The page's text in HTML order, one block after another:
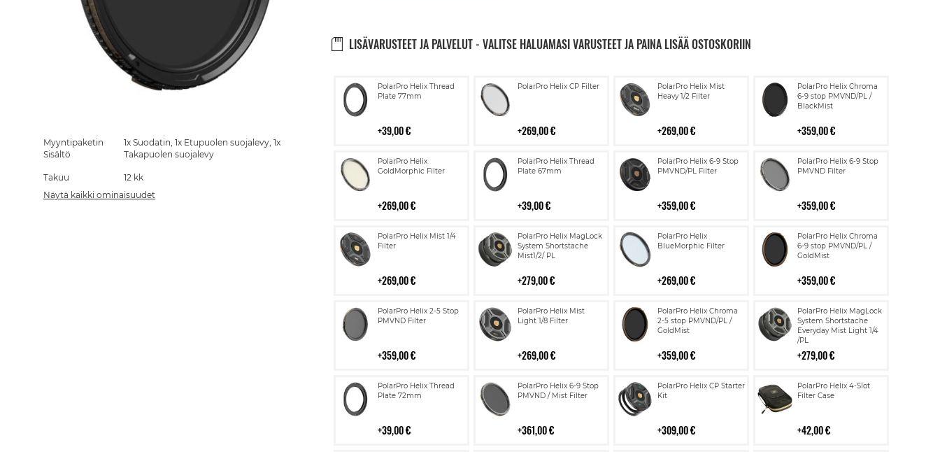
LISÄVARUSTEET JA PALVELUT - VALITSE HALUAMASI VARUSTEET JA PAINA LISÄÄ OSTOSKORIIN
PolarPro Helix Thread
Plate 77mm
39,00 €
Lisää
ostoskoriin
PolarPro Helix CP Filter
269,00 €
Lisää
PolarPro Helix Mist
Heavy 1/2 Filter
269,00 €
Lisää
ostoskoriin
PolarPro Helix Chroma
6-9 stop PMVND/PL /
BlackMist
359,00 €
Lisää
ostoskoriin
PolarPro Helix
GoldMorphic Filter
269,00 €
Lisää
ostoskoriin
PolarPro Helix Thread
Plate 67mm
39,00 €
Lisää
ostoskoriin
PolarPro Helix 6-9 Stop
PMVND/PL Filter
359,00 €
Lisää
ostoskoriin
PolarPro Helix 6-9 Stop
PMVND Filter
359,00 €
Lisää
ostoskoriin
PolarPro Helix Mist 1/4
Filter
269,00 €
Lisää
ostoskoriin
PolarPro Helix MagLock
System Shortstache
Mist1/2/ PL
279,00 €
Lisää
ostoskoriin
PolarPro Helix
BlueMorphic Filter
269,00 €
Lisää
ostoskoriin
PolarPro Helix Chroma
6-9 stop PMVND/PL /
GoldMist
359,00 €
Lisää
ostoskoriin
PolarPro Helix 2-5 Stop
PMVND Filter
359,00 €
Lisää
ostoskoriin
PolarPro Helix Mist
Light 1/8 Filter
269,00 €
Lisää
ostoskoriin
PolarPro Helix Chroma
2-5 stop PMVND/PL /
GoldMist
359,00 €
Lisää
ostoskoriin
PolarPro Helix MagLock
System Shortstache
Everyday Mist Light 1/4
/PL
279,00 €
Lisää
ostoskoriin
PolarPro Helix Thread
Plate 72mm
39,00 €
Lisää
ostoskoriin
PolarPro Helix 6-9 Stop
PMVND / Mist Filter
361,00 €
Lisää
ostoskoriin
PolarPro Helix CP Starter
Kit
309,00 €
Lisää
ostoskoriin
PolarPro Helix 4-Slot
Filter Case
42,00 €
Lisää
ostoskoriin
the
beginning
the
images
gallery
Myyntipaketin
Sisältö
1x Suodatin, 1x Etupuolen suojalevy, 1x
Takapuolen suojalevy
Takuu
12 kk
Näytä kaikki ominaisuudet